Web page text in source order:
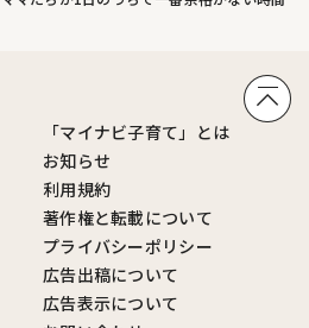
「マイナビ子育て」とは
お知らせ
利用規約
著作権と転載について
プライバシーポリシー
広告出稿について
広告表示について